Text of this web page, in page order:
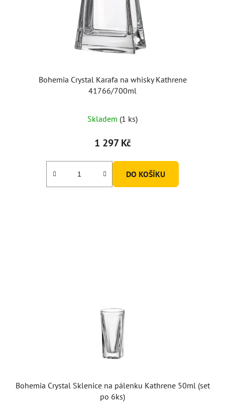
Bohemia Crystal Karafa na whisky Kathrene
41766/700ml
Skladem (1 ks)
1 297 Kč
DO KOŠÍKU
Bohemia Crystal Sklenice na pálenku Kathrene 50ml (set
po 6ks)